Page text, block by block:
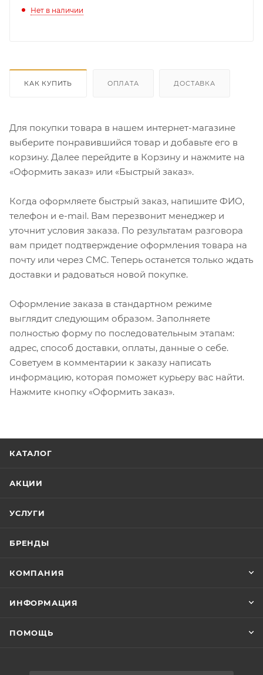
Нет в наличии
КАК КУПИТЬ ОПЛАТА ДОСТАВКА
Для покупки товара в нашем интернет-магазине
выберите понравившийся товар и добавьте его в
корзину. Далее перейдите в Корзину и нажмите на
«Оформить заказ» или «Быстрый заказ».
Когда оформляете быстрый заказ, напишите ФИО,
телефон и e-mail. Вам перезвонит менеджер и
уточнит условия заказа. По результатам разговора
вам придет подтверждение оформления товара на
почту или через СМС. Теперь останется только ждать
доставки и радоваться новой покупке.
Оформление заказа в стандартном режиме
выглядит следующим образом. Заполняете
полностью форму по последовательным этапам:
адрес, способ доставки, оплаты, данные о себе.
Советуем в комментарии к заказу написать
информацию, которая поможет курьеру вас найти.
Нажмите кнопку «Оформить заказ».
КАТАЛОГ
АКЦИИ
УСЛУГИ
БРЕНДЫ
КОМПАНИЯ
ИНФОРМАЦИЯ
ПОМОЩЬ